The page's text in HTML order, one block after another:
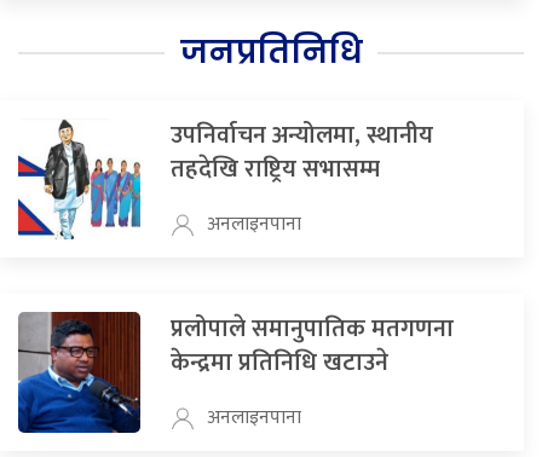
जनप्रतिनिधि
उपनिर्वाचन अन्योलमा, स्थानीय
तहदेखि राष्ट्रिय सभासम्म
अनलाइनपाना
प्रलोपाले समानुपातिक मतगणना
केन्द्रमा प्रतिनिधि खटाउने
अनलाइनपाना